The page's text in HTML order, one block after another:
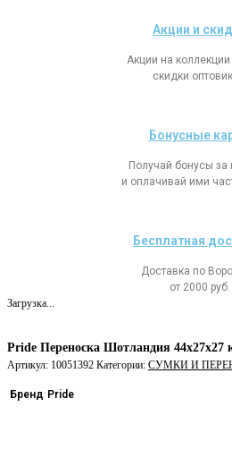
Акции и
Акции на коллекции
скидки
Бонусные
Получай бонусы за
и оплачивай ими
Бесплатная
Доставка по
от 2000 руб.
Загрузка...
Pride Переноска Шотландия 44х27х27
Артикул: 10051392 Категории: СУМКИ И
Бренд Pride